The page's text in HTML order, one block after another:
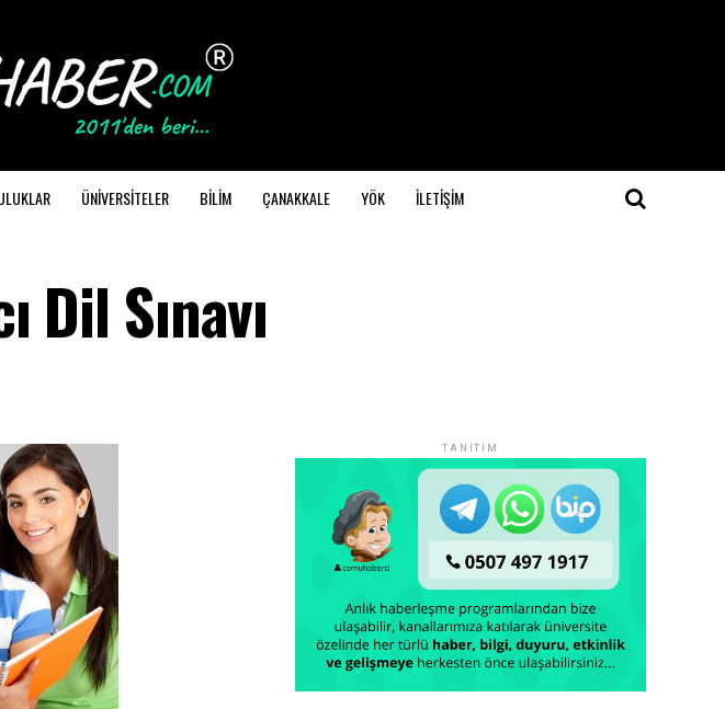
ÜNİVERSİTELER BİLİM ÇANAKKALE YÖK İLETİŞİM
Sınavı
TANITIM